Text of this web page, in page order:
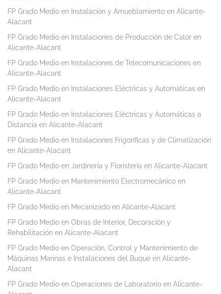
FP Grado Medio en Instalación y Amueblamiento en Alicante-
Alacant
FP Grado Medio en Instalaciones de Producción de Calor en
Alicante-Alacant
FP Grado Medio en Instalaciones de Telecomunicaciones en
Alicante-Alacant
FP Grado Medio en Instalaciones Eléctricas y Automáticas en
Alicante-Alacant
FP Grado Medio en Instalaciones Eléctricas y Automáticas a
Distancia en Alicante-Alacant
FP Grado Medio en Instalaciones Frigoríficas y de Climatización
en Alicante-Alacant
FP Grado Medio en Jardinería y Floristería en Alicante-Alacant
FP Grado Medio en Mantenimiento Electromecánico en
Alicante-Alacant
FP Grado Medio en Mecanizado en Alicante-Alacant
FP Grado Medio en Obras de Interior, Decoración y
Rehabilitación en Alicante-Alacant
FP Grado Medio en Operación, Control y Mantenimiento de
Máquinas Marinas e Instalaciones del Buque en Alicante-
Alacant
FP Grado Medio en Operaciones de Laboratorio en Alicante-